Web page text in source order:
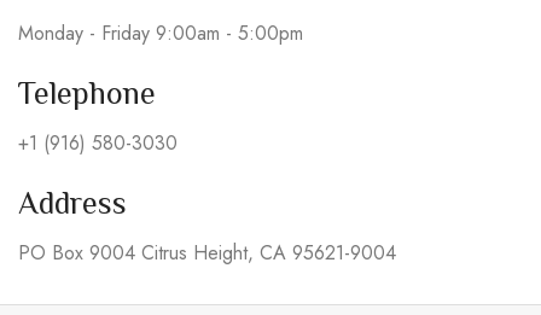
Monday - Friday 9:00am - 5:00pm
Telephone
+1 (916) 580-3030
Address
PO Box 9004 Citrus Height, CA 95621-9004